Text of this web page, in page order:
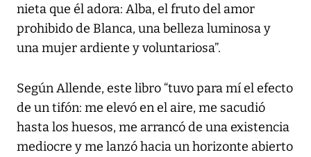
nieta que él adora: Alba, el fruto del amor
prohibido de Blanca, una belleza luminosa y
una mujer ardiente y voluntariosa”.
Según Allende, este libro “tuvo para mí el efecto
de un tifón: me elevó en el aire, me sacudió
hasta los huesos, me arrancó de una existencia
mediocre y me lanzó hacia un horizonte abierto